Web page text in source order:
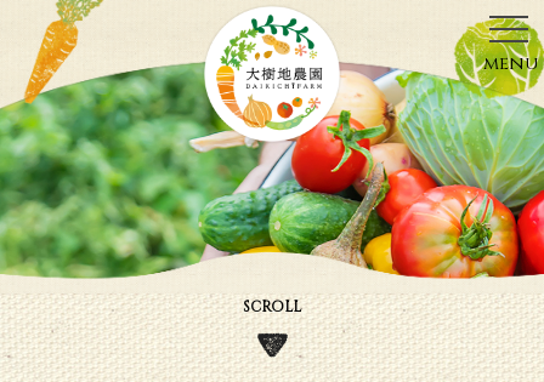
menu
SCROLL